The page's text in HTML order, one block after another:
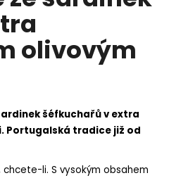
olivovým
šéfkuchařů v extra
Portugalská tradice již od
li. S vysokým obsahem